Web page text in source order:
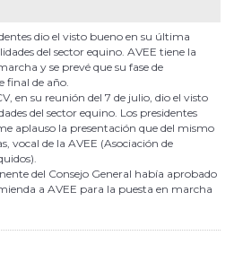
dio el visto bueno en su última
del sector equino. AVEE tiene la
y se prevé que su fase de
final de año.
en su reunión del 7 de julio, dio el visto
del sector equino. Los presidentes
aplauso la presentación que del mismo
vocal de la AVEE (Asociación de
del Consejo General había aprobado
a AVEE para la puesta en marcha